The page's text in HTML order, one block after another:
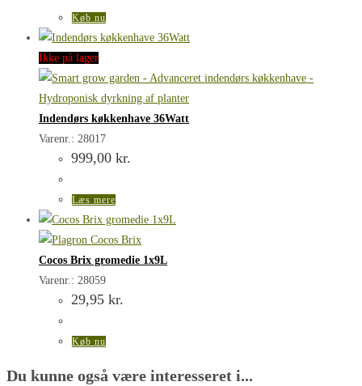
Køb nu
Ikke på lager
Indendørs køkkenhave 36Watt
Varenr.: 28017
999,00 kr.
Læs mere
Cocos Brix gromedie 1x9L
Varenr.: 28059
29,95 kr.
Køb nu
Du kunne også være interesseret i...